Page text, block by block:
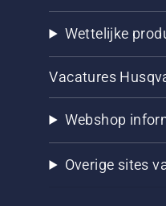
Wettelijke
Vacatures
Webshop
Overige sites